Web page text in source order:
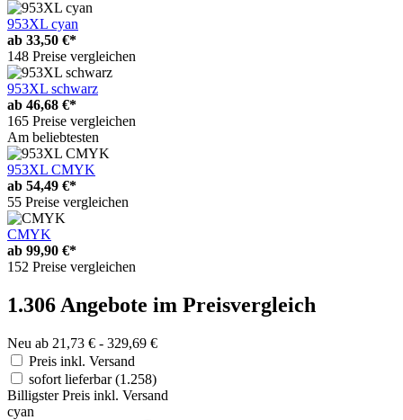
953XL cyan
ab 33,50 €*
148 Preise vergleichen
953XL schwarz
ab 46,68 €*
165 Preise vergleichen
Am beliebtesten
953XL CMYK
ab 54,49 €*
55 Preise vergleichen
CMYK
ab 99,90 €*
152 Preise vergleichen
1.306 Angebote im Preisvergleich
Neu ab 21,73 € - 329,69 €
Preis inkl. Versand
sofort lieferbar(1.258)
Billigster Preis inkl. Versand
cyan